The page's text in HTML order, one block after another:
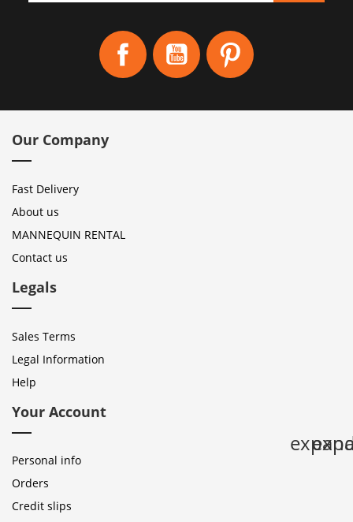
Facebook YouTube
Our Company
Fast Delivery
About us
MANNEQUIN RENTAL
Contact us
Legals
Sales Terms
Legal Information
Help
Your Account
Personal info
Orders
Credit slips